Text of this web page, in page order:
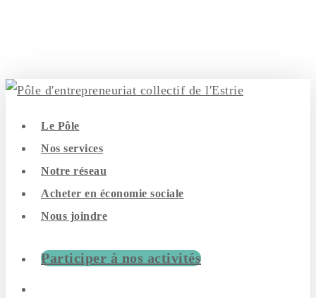
content
search
Menu
Le Pôle
Nos services
Notre réseau
Acheter en économie sociale
Nous joindre
Participer à nos activités